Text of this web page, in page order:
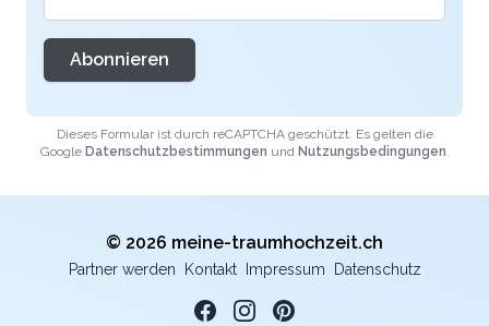
Abonnieren
Dieses Formular ist durch reCAPTCHA geschützt. Es gelten die
Google Datenschutzbestimmungen und Nutzungsbedingungen.
© 2026 meine-traumhochzeit.ch
Partner werden Kontakt Impressum Datenschutz